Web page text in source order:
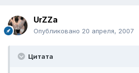
UrZZa
Опубликовано 20 апреля, 2007
Цитата